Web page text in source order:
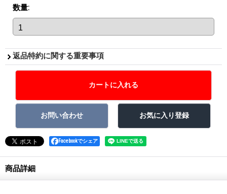
数量:
返品特約に関する重要事項
Facebookでシェア
商品詳細